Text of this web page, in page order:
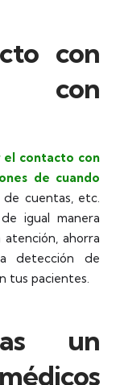
con
con
contacto con
de cuando
de cuentas, etc.
igual manera
ahorra
detección de
tus pacientes.
un